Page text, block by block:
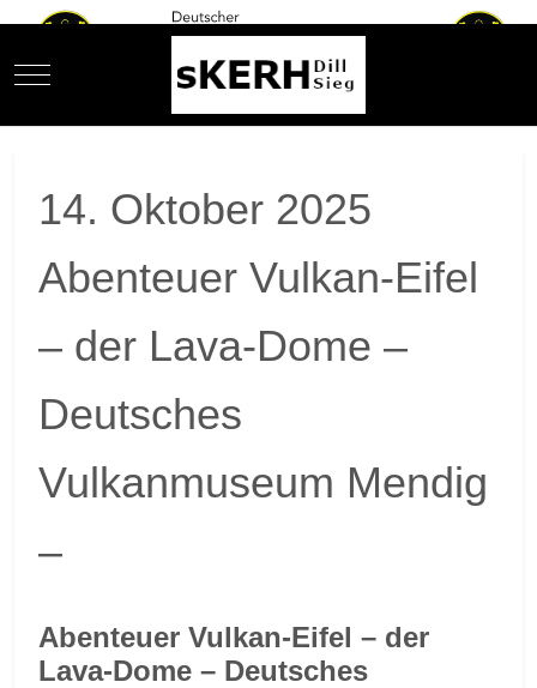
Mobile Menu Toggle
14. Oktober 2025
Abenteuer Vulkan-Eifel
– der Lava-Dome –
Deutsches
Vulkanmuseum Mendig
–
Abenteuer Vulkan-Eifel – der
Lava-Dome – Deutsches